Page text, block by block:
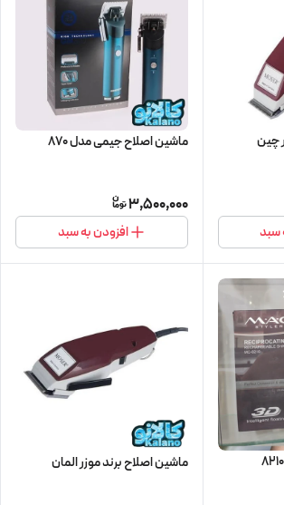
چین
سبد
ماشین اصلاح جیمی مدل 870
3,500,000
افزودن به سبد
ماشین اصلاح برند موزر المان